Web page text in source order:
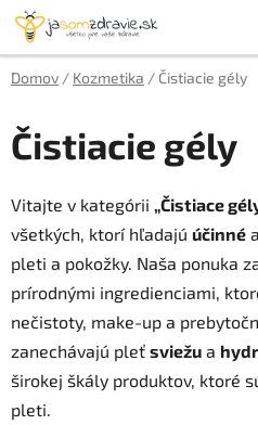
Prejsť
obsah
Domov / Kozmetika / Čistiacie gély
Čistiacie gély
Vitajte v kategórii „Čistiace
všetkých, ktorí hľadajú účinné a
pleti a pokožky. Naša ponuka
prírodnými ingredienciami,
nečistoty, make-up a
zanechávajú pleť sviežu a
širokej škály produktov, ktoré
pleti.